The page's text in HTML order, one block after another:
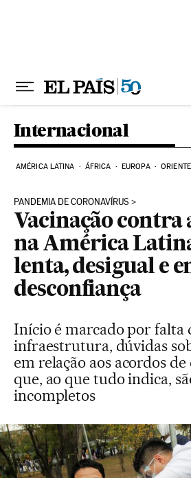
Internacional
AMÉRICA LATINA ÁFRICA EUROPA
PANDEMIA DE CORONAVÍRUS
Vacinação contra
na América
lenta, desigual e
desconfiança
Início é marcado por falta
infraestrutura, dúvidas
em relação aos acordos de
que, ao que tudo indica,
incompletos